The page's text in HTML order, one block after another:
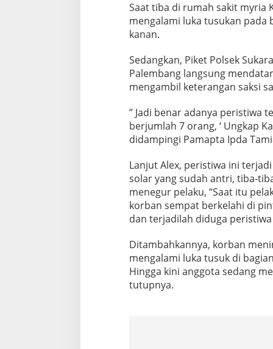
Saat tiba di rumah sakit myria
mengalami luka tusukan pada
kanan.
Sedangkan, Piket Polsek
Palembang langsung
mengambil keterangan saksi
” Jadi benar adanya peristiwa
berjumlah 7 orang, ‘ Ungkap
didampingi Pamapta Ipda
Lanjut Alex, peristiwa ini
solar yang sudah antri, tiba-
menegur pelaku, “Saat itu
korban sempat berkelahi di
dan terjadilah diduga
Ditambahkannya, korban
mengalami luka tusuk di
Hingga kini anggota sedang
tutupnya.